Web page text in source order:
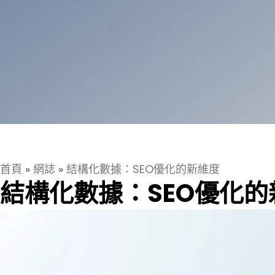
首頁 » 網誌 » 結構化數據：SEO優化的新維度
結構化數據：SEO優化